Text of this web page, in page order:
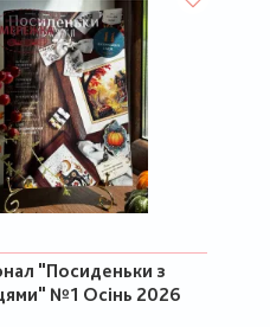
"Посиденьки з
№1 Осінь 2026